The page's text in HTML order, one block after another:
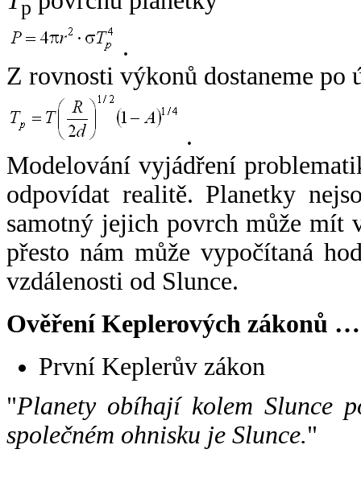
p
.
Z rovnosti výkonů dostaneme po
.
Modelování vyjádření
odpovídat realitě. Planetky
samotný jejich povrch může mít
přesto nám může vypočítaná
vzdálenosti od Slunce.
Ověření Keplerových zákonů …
První Keplerův zákon
"Planety obíhají kolem Slunce
společném ohnisku je Slunce."